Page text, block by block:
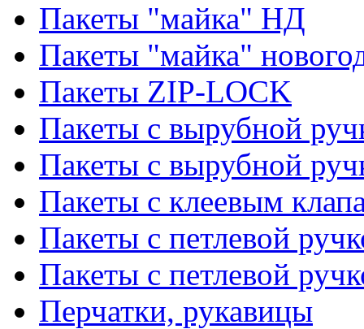
Пакеты "майка" НД
Пакеты "майка"
Пакеты ZIP-LOCK
Пакеты с вырубной
Пакеты с вырубной
Пакеты с клеевым
Пакеты с петлевой
Пакеты с петлевой
Перчатки, рукавицы